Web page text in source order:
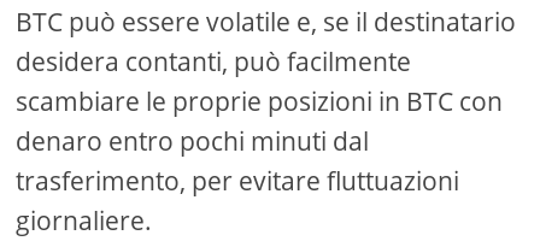
BTC può essere volatile e, se il destinatario
desidera contanti, può facilmente
scambiare le proprie posizioni in BTC con
denaro entro pochi minuti dal
trasferimento, per evitare fluttuazioni
giornaliere.